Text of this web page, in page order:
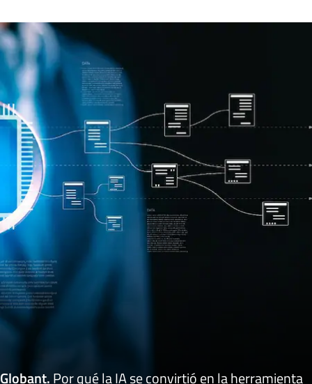
Globant.Por qué la IA se convirtió en la herramienta